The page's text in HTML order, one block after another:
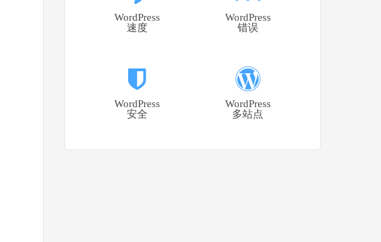
WordPress
速度
WordPress
错误
WordPress
安全
WordPress
多站点